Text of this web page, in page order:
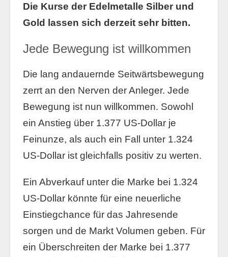
Die Kurse der Edelmetalle Silber und
Gold lassen sich derzeit sehr bitten.
Jede Bewegung ist willkommen
Die lang andauernde Seitwärtsbewegung
zerrt an den Nerven der Anleger. Jede
Bewegung ist nun willkommen. Sowohl
ein Anstieg über 1.377 US-Dollar je
Feinunze, als auch ein Fall unter 1.324
US-Dollar ist gleichfalls positiv zu werten.
Ein Abverkauf unter die Marke bei 1.324
US-Dollar könnte für eine neuerliche
Einstiegchance für das Jahresende
sorgen und de Markt Volumen geben. Für
ein Überschreiten der Marke bei 1.377